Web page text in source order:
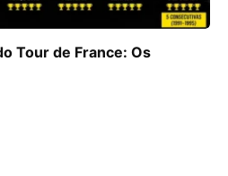
Tour de France: Os